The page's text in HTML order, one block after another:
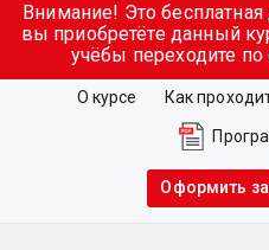
Внимание! Это
вы приобретёте данный
учёбы переходите по
О курсе Как
Оформить